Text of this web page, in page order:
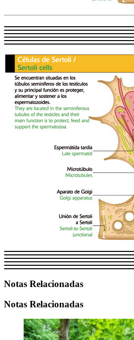
Notas Relacionadas
Notas Relacionadas